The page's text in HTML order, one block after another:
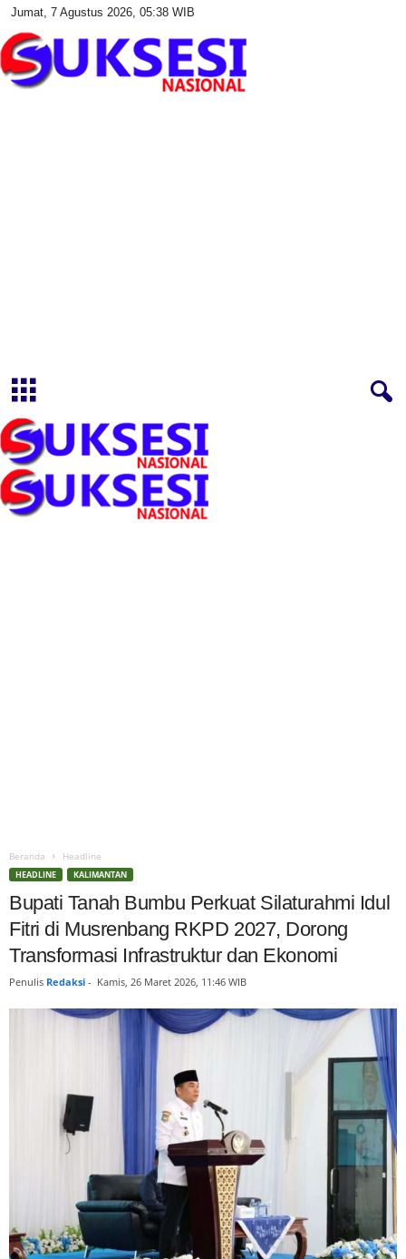
Jumat, 7 Agustus 2026, 05:38 WIB
Beranda Headline
HEADLINE KALIMANTAN
Bupati Tanah Bumbu Perkuat Silaturahmi Idul
Fitri di Musrenbang RKPD 2027, Dorong
Transformasi Infrastruktur dan Ekonomi
Penulis Redaksi - Kamis, 26 Maret 2026, 11:46 WIB